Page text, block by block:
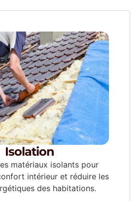
Isolation
matériaux isolants pour
intérieur et réduire les
des habitations.